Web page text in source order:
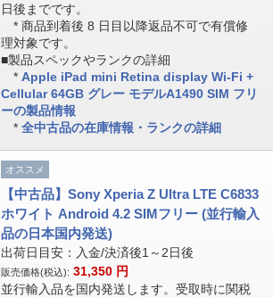
日後までです。
* 商品到着後 8 日目以降返品不可で有償修
理対象です。
■製品スペックやランクの詳細
* Apple iPad mini Retina display Wi-Fi +
Cellular 64GB グレー モデルA1490 SIM フリ
ーの製品情報
* 全中古品の在庫情報・ランクの詳細
オススメ
【中古品】Sony Xperia Z Ultra LTE C6833
ホワイト Android 4.2 SIMフリー (並行輸入
品の日本国内発送)
出荷日目安：入金/決済後1～2日後
販売価格(税込): 31,350 円
並行輸入品を国内発送します。受取時に関税